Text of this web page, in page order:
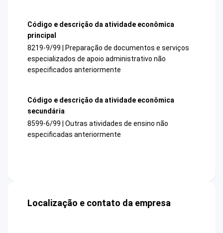
Código e descrição da atividade econômica
principal
8219-9/99 | Preparação de documentos e serviços
especializados de apoio administrativo não
especificados anteriormente
Código e descrição da atividade econômica
secundária
8599-6/99 | Outras atividades de ensino não
especificadas anteriormente
Localização e contato da empresa